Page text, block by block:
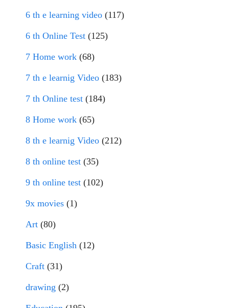
6 th e learning video (117)
6 th Online Test (125)
7 Home work (68)
7 th e learnig Video (183)
7 th Online test (184)
8 Home work (65)
8 th e learnig Video (212)
8 th online test (35)
9 th online test (102)
9x movies (1)
Art (80)
Basic English (12)
Craft (31)
drawing (2)